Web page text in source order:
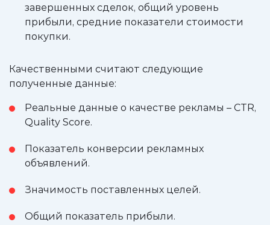
завершенных сделок, общий уровень
прибыли, средние показатели стоимости
покупки.
Качественными считают следующие
полученные данные:
Реальные данные о качестве рекламы – CTR,
Quality Score.
Показатель конверсии рекламных
объявлений.
Значимость поставленных целей.
Общий показатель прибыли.